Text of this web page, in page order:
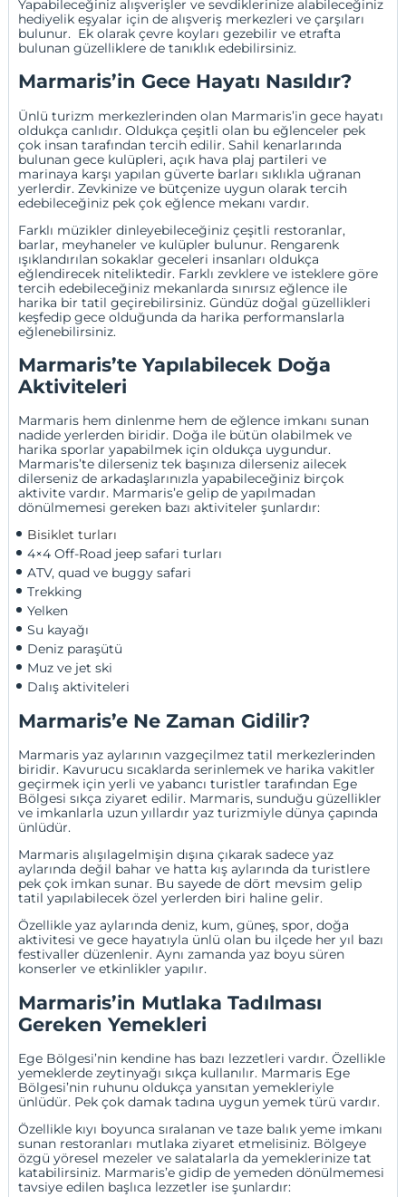
Yapabileceğiniz alışverişler ve sevdiklerinize alabileceğiniz
hediyelik eşyalar için de alışveriş merkezleri ve çarşıları
bulunur. Ek olarak çevre koyları gezebilir ve etrafta
bulunan güzelliklere de tanıklık edebilirsiniz.
Marmaris’in Gece Hayatı Nasıldır?
Ünlü turizm merkezlerinden olan Marmaris’in gece hayatı
oldukça canlıdır. Oldukça çeşitli olan bu eğlenceler pek
çok insan tarafından tercih edilir. Sahil kenarlarında
bulunan gece kulüpleri, açık hava plaj partileri ve
marinaya karşı yapılan güverte barları sıklıkla uğranan
yerlerdir. Zevkinize ve bütçenize uygun olarak tercih
edebileceğiniz pek çok eğlence mekanı vardır.
Farklı müzikler dinleyebileceğiniz çeşitli restoranlar,
barlar, meyhaneler ve kulüpler bulunur. Rengarenk
ışıklandırılan sokaklar geceleri insanları oldukça
eğlendirecek niteliktedir. Farklı zevklere ve isteklere göre
tercih edebileceğiniz mekanlarda sınırsız eğlence ile
harika bir tatil geçirebilirsiniz. Gündüz doğal güzellikleri
keşfedip gece olduğunda da harika performanslarla
eğlenebilirsiniz.
Marmaris’te Yapılabilecek Doğa
Aktiviteleri
Marmaris hem dinlenme hem de eğlence imkanı sunan
nadide yerlerden biridir. Doğa ile bütün olabilmek ve
harika sporlar yapabilmek için oldukça uygundur.
Marmaris’te dilerseniz tek başınıza dilerseniz ailecek
dilerseniz de arkadaşlarınızla yapabileceğiniz birçok
aktivite vardır. Marmaris’e gelip de yapılmadan
dönülmemesi gereken bazı aktiviteler şunlardır:
Bisiklet turları
4×4 Off-Road jeep safari turları
ATV, quad ve buggy safari
Trekking
Yelken
Su kayağı
Deniz paraşütü
Muz ve jet ski
Dalış aktiviteleri
Marmaris’e Ne Zaman Gidilir?
Marmaris yaz aylarının vazgeçilmez tatil merkezlerinden
biridir. Kavurucu sıcaklarda serinlemek ve harika vakitler
geçirmek için yerli ve yabancı turistler tarafından Ege
Bölgesi sıkça ziyaret edilir. Marmaris, sunduğu güzellikler
ve imkanlarla uzun yıllardır yaz turizmiyle dünya çapında
ünlüdür.
Marmaris alışılagelmişin dışına çıkarak sadece yaz
aylarında değil bahar ve hatta kış aylarında da turistlere
pek çok imkan sunar. Bu sayede de dört mevsim gelip
tatil yapılabilecek özel yerlerden biri haline gelir.
Özellikle yaz aylarında deniz, kum, güneş, spor, doğa
aktivitesi ve gece hayatıyla ünlü olan bu ilçede her yıl bazı
festivaller düzenlenir. Aynı zamanda yaz boyu süren
konserler ve etkinlikler yapılır.
Marmaris’in Mutlaka Tadılması
Gereken Yemekleri
Ege Bölgesi’nin kendine has bazı lezzetleri vardır. Özellikle
yemeklerde zeytinyağı sıkça kullanılır. Marmaris Ege
Bölgesi’nin ruhunu oldukça yansıtan yemekleriyle
ünlüdür. Pek çok damak tadına uygun yemek türü vardır.
Özellikle kıyı boyunca sıralanan ve taze balık yeme imkanı
sunan restoranları mutlaka ziyaret etmelisiniz. Bölgeye
özgü yöresel mezeler ve salatalarla da yemeklerinize tat
katabilirsiniz. Marmaris’e gidip de yemeden dönülmemesi
tavsiye edilen başlıca lezzetler ise şunlardır: